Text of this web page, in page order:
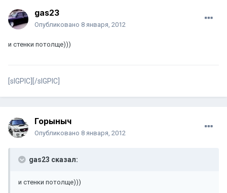
gas23
Опубликовано 8 января, 2012
и стенки потолще)))
[sIGPIC][/sIGPIC]
Горыныч
Опубликовано 8 января, 2012
gas23 сказал:
и стенки потолще)))